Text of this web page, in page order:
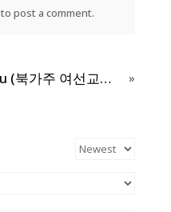
to post a comment.
2022년 8월 6일 Mission u (북가주 여선교회 선교학교)
»